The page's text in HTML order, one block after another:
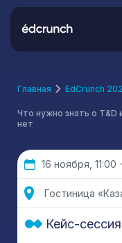
Главная EdCrunch
Что нужно знать о
нет
16 ноября, 11:00
Гостиница
Кейс-сессия